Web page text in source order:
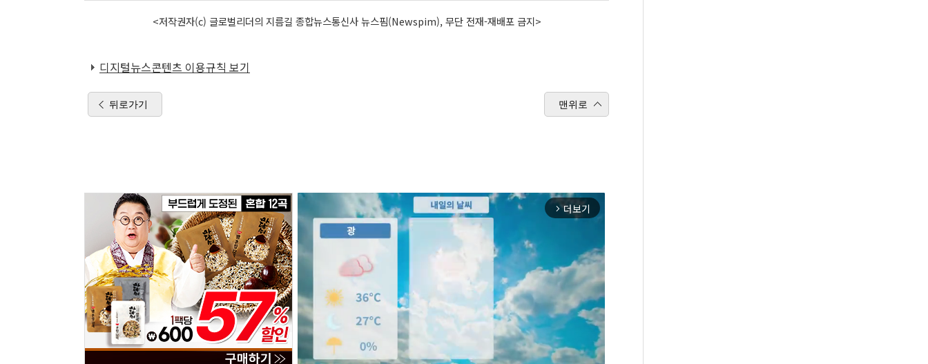
<저작권자(c) 글로벌리더의 지름길 종합뉴스통신사 뉴스핌(Newspim), 무단 전재-재배포 금지>
디지털뉴스콘텐츠 이용규칙 보기
뒤로가기 맨위로
arrow_forward_ios 더보기